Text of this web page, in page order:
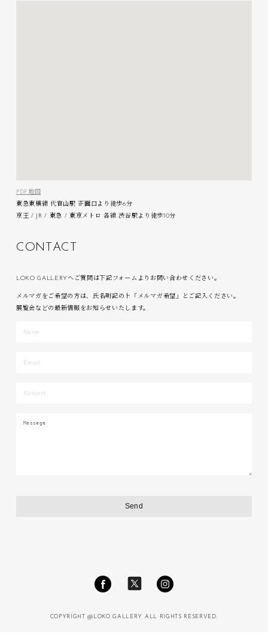
PDF地図
東急東横線 代官山駅 正面口より徒歩6分
京王 / JR / 東急 / 東京メトロ 各線 渋谷駅より徒歩10分
C ON T AC T
LOKO GALLERYへご質問は下記フォームよりお問い合わせください。
メルマガをご希望の方は、氏名明記の上「メルマガ希望」とご記入ください。
展覧会などの最新情報をお知らせいたします。
COPYRIGHT @LOKO GALLERY ALL RIGHTS RESERVED.